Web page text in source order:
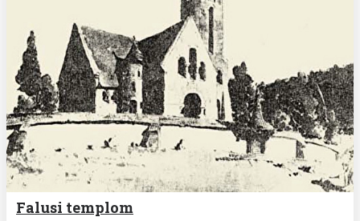
Falusi templom